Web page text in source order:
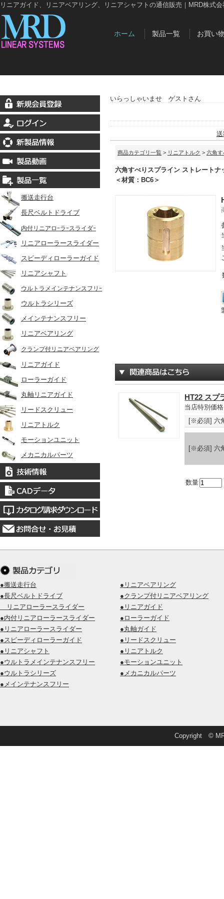
リニアガイド、リニアベアリング、リニアシャフトの通信販売｜MRD株式会
ホーム 製品一覧 お買い
搬送走行台
長尺ベルトドライブ
内付リニアロｰラｰスライダｰ
リニアローラースライダー
スピーディローラーガイド
リニアシャフト
ウルトラメインテナンスフリｰ
ウルトラシリーズ
メインテナンスフリー
リニアベアリング
クランプ付リニアベアリング
リニアガイド
ローラーガイド
丸軸リニアガイド
リードスクリュー
リニアトルク
モーションユニット
メカニカルパーツ
いらっしゃいませ ゲストさん
商品カテゴリ一覧 > リニアトルク > 六角
六角すべりスプライン ストレートナ
＜材質：BC6＞
HT22 スプ
当店特別価格
[※必須] 六
[※必須] 六
数量
●搬送走行台
●長尺ベルトドライブ
リニアローラースライダー
●内付リニアローラースライダー
●リニアローラースライダー
●スピーディローラーガイド
●リニアシャフト
●ウルトラメインテナンスフリー
●ウルトラシリーズ
●メインテナンスフリー
●リニアベアリング
●クランプ付リニアベアリング
●リニアガイド
●ローラーガイド
●丸軸ガイド
●リードスクリュー
●リニアトルク
●モーションユニット
●メカニカルパーツ
Copyright ©